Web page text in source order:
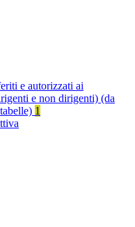
e autorizzati ai
e non dirigenti) (da
1